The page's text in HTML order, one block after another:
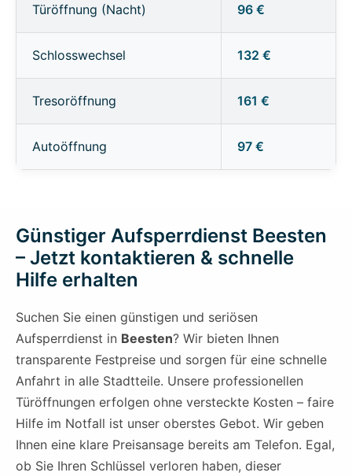
Türöffnung (Nacht) 96 €
Schlosswechsel 132 €
Tresoröffnung 161 €
Autoöffnung 97 €
Günstiger Aufsperrdienst Beesten
– Jetzt kontaktieren & schnelle
Hilfe erhalten
Suchen Sie einen günstigen und seriösen
Aufsperrdienst in Beesten? Wir bieten Ihnen
transparente Festpreise und sorgen für eine schnelle
Anfahrt in alle Stadtteile. Unsere professionellen
Türöffnungen erfolgen ohne versteckte Kosten – faire
Hilfe im Notfall ist unser oberstes Gebot. Wir geben
Ihnen eine klare Preisansage bereits am Telefon. Egal,
ob Sie Ihren Schlüssel verloren haben, dieser